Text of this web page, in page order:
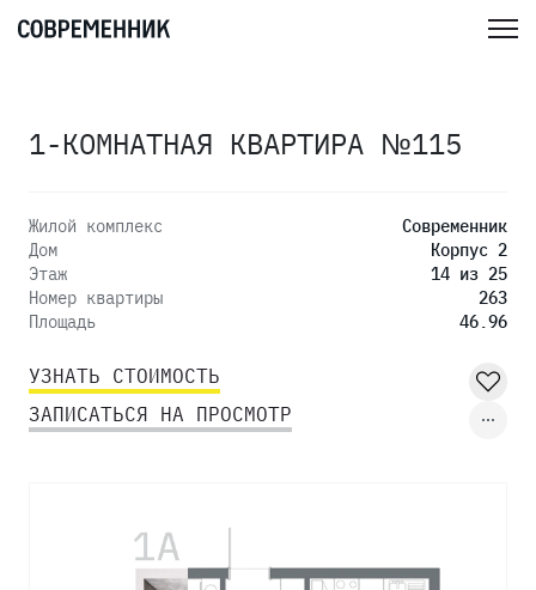
1-КОМНАТНАЯ КВАРТИРА №115
Жилой комплекс
Современник
Дом
Корпус 2
Этаж
14 из 25
Номер квартиры
263
Площадь
46.96
УЗНАТЬ СТОИМОСТЬ
ЗАПИСАТЬСЯ НА ПРОСМОТР